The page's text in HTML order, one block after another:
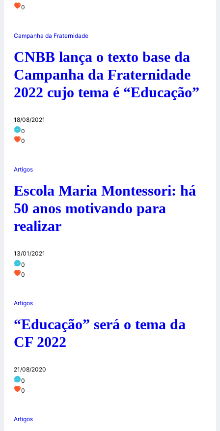
0
Campanha da Fraternidade
CNBB lança o texto base da
Campanha da Fraternidade
2022 cujo tema é “Educação”
18/08/2021
0
0
Artigos
Escola Maria Montessori: há
50 anos motivando para
realizar
13/01/2021
0
0
Artigos
“Educação” será o tema da
CF 2022
21/08/2020
0
0
Artigos